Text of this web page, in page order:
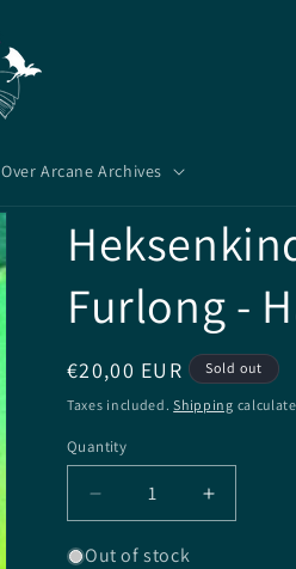
Over Arcane Archives
Furlong -
Regular
price
€20,00 EUR Sold out
Taxes included.Shipping
Quantity
Quantity
Decrease
quantity
for
Increase
quantity
Out of stock